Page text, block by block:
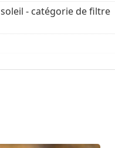
- catégorie de filtre